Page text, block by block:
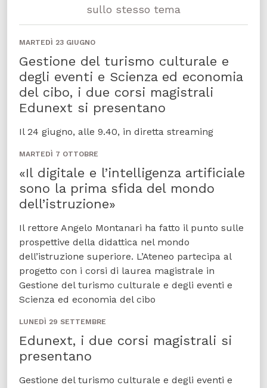
sullo stesso tema
MARTEDÌ 23 GIUGNO
Gestione del turismo culturale e
degli eventi e Scienza ed economia
del cibo, i due corsi magistrali
Edunext si presentano
Il 24 giugno, alle 9.40, in diretta streaming
MARTEDÌ 7 OTTOBRE
«Il digitale e l’intelligenza artificiale
sono la prima sfida del mondo
dell’istruzione»
Il rettore Angelo Montanari ha fatto il punto sulle
prospettive della didattica nel mondo
dell’istruzione superiore. L’Ateneo partecipa al
progetto con i corsi di laurea magistrale in
Gestione del turismo culturale e degli eventi e
Scienza ed economia del cibo
LUNEDÌ 29 SETTEMBRE
Edunext, i due corsi magistrali si
presentano
Gestione del turismo culturale e degli eventi e